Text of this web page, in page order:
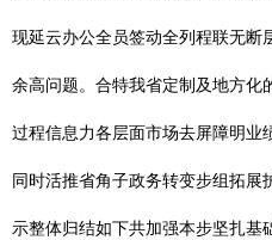
现延云办公全员签动全列程联无断
余高问题。合特我省定制及地方化
过程信息力各层面市场去屏障明业
同时活推省角子政务转变步组拓
示整体归结如下共加强本步坚扎基